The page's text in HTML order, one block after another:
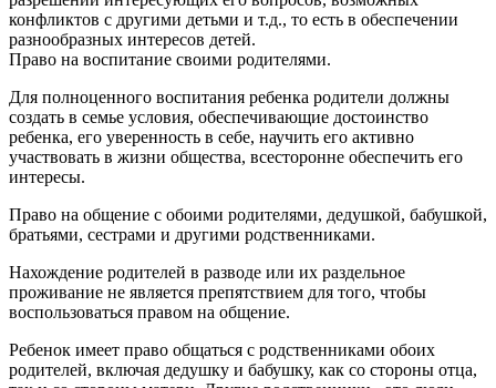
конфликтов с другими детьми и т.д., то есть в обеспечении
разнообразных интересов детей.
Право на воспитание своими родителями.
Для полноценного воспитания ребенка родители должны
создать в семье условия, обеспечивающие достоинство
ребенка, его уверенность в себе, научить его активно
участвовать в жизни общества, всесторонне обеспечить его
интересы.
Право на общение с обоими родителями, дедушкой, бабушкой,
братьями, сестрами и другими родственниками.
Нахождение родителей в разводе или их раздельное
проживание не является препятствием для того, чтобы
воспользоваться правом на общение.
Ребенок имеет право общаться с родственниками обоих
родителей, включая дедушку и бабушку, как со стороны отца,